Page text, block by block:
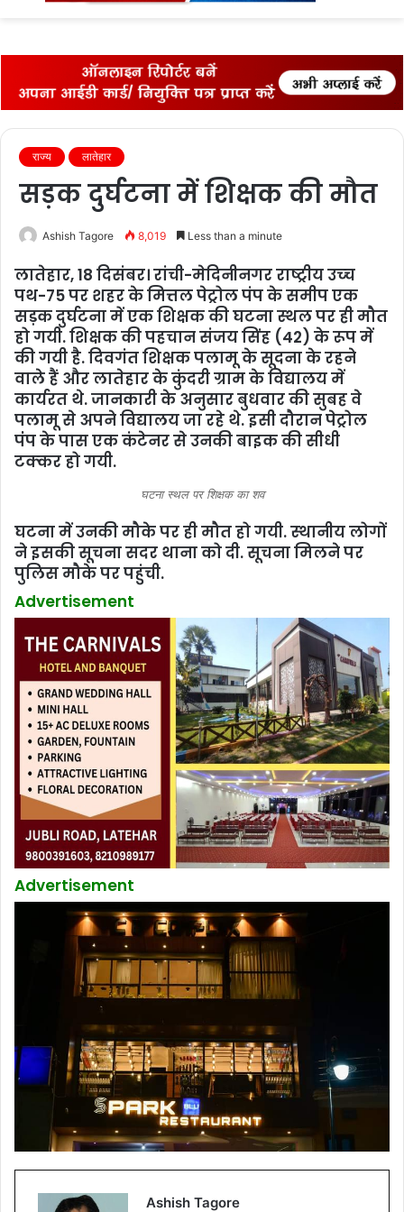
राज्‍य लातेहार
सड़क दुर्घटना में शिक्षक की मौत
Ashish Tagore 8,019 Less than a minute
लातेहार, 18 दिसंबर। रांची-मेदिनीनगर राष्‍ट्रीय उच्‍च
पथ-75 पर शहर के मित्तल पेट्रोल पंप के समीप एक
सड़क दुर्घटना में एक शिक्षक की घटना स्‍थल पर ही मौत
हो गयी. शिक्षक की पहचान संजय सिंह (42) के रूप में
की गयी है. दिवगंत शिक्षक पलामू के सूदना के रहने
वाले हैं और लातेहार के कुंदरी ग्राम के विद्यालय में
कार्यरत थे. जानकारी के अनुसार बुधवार की सुबह वे
पलामू से अपने विद्यालय जा रहे थे. इसी दौरान पेट्रोल
पंंप के पास एक कंटेनर से उनकी बाइक की सीधी
टक्‍कर हो गयी.
घटना स्‍थल पर शिक्षक का शव
घटना में उनकी मौके पर ही मौत हो गयी. स्‍थानीय लोगों
ने इसकी सूचना सदर थाना को दी. सूचना मिलने पर
पुलिस मौके पर पहुंची.
Advertisement
Advertisement
Ashish Tagore